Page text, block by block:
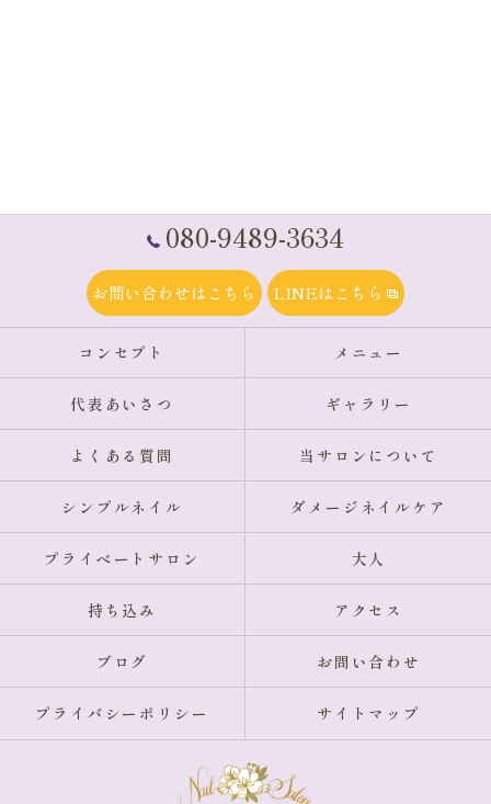
080-9489-3634
お問い合わせはこちら LINEはこちら
コンセプト メニュー
代表あいさつ ギャラリー
よくある質問 当サロンについて
シンプルネイル ダメージネイルケア
プライベートサロン 大人
持ち込み アクセス
ブログ お問い合わせ
プライバシーポリシー サイトマップ